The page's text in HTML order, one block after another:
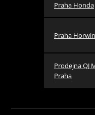
Praha Honda
Praha Horwin
Prodejna QJ
Praha